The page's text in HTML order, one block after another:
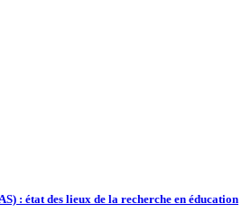
: état des lieux de la recherche en éducation